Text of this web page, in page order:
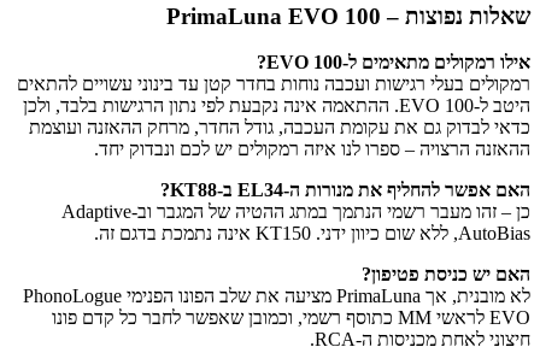
שאלות נפוצות – PrimaLuna EVO 100
אילו רמקולים מתאימים ל-EVO 100?
רמקולים בעלי רגישות ועכבה נוחות בחדר קטן עד בינוני עשויים להתאים
היטב ל-EVO 100. ההתאמה אינה נקבעת לפי נתון הרגישות בלבד, ולכן
כדאי לבדוק גם את עקומת העכבה, גודל החדר, מרחק ההאזנה ועוצמת
ההאזנה הרצויה – ספרו לנו איזה רמקולים יש לכם ונבדוק יחד.
האם אפשר להחליף את מנורות ה-EL34 ב-KT88?
כן – זהו מעבר רשמי הנתמך במתג ההטיה של המגבר וב-Adaptive
AutoBias, ללא שום כיוון ידני. KT150 אינה נתמכת בדגם זה.
האם יש כניסת פטיפון?
לא מובנית, אך PrimaLuna מציעה את שלב הפונו הפנימי PhonoLogue
EVO לראשי MM כתוסף רשמי, וכמובן שאפשר לחבר כל קדם פונו
חיצוני לאחת מכניסות ה-RCA.